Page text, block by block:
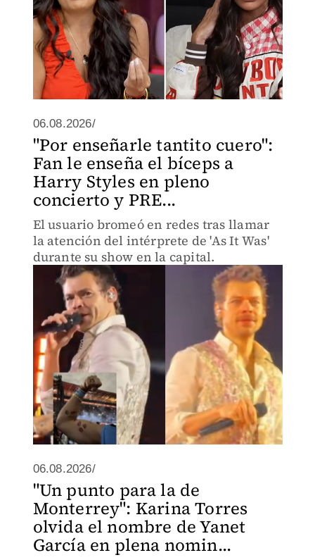
06.08.2026/
"Por enseñarle tantito cuero":
Fan le enseña el bíceps a
Harry Styles en pleno
concierto y PRE...
El usuario bromeó en redes tras llamar
la atención del intérprete de 'As It Was'
durante su show en la capital.
06.08.2026/
"Un punto para la de
Monterrey": Karina Torres
olvida el nombre de Yanet
García en plena nomin...